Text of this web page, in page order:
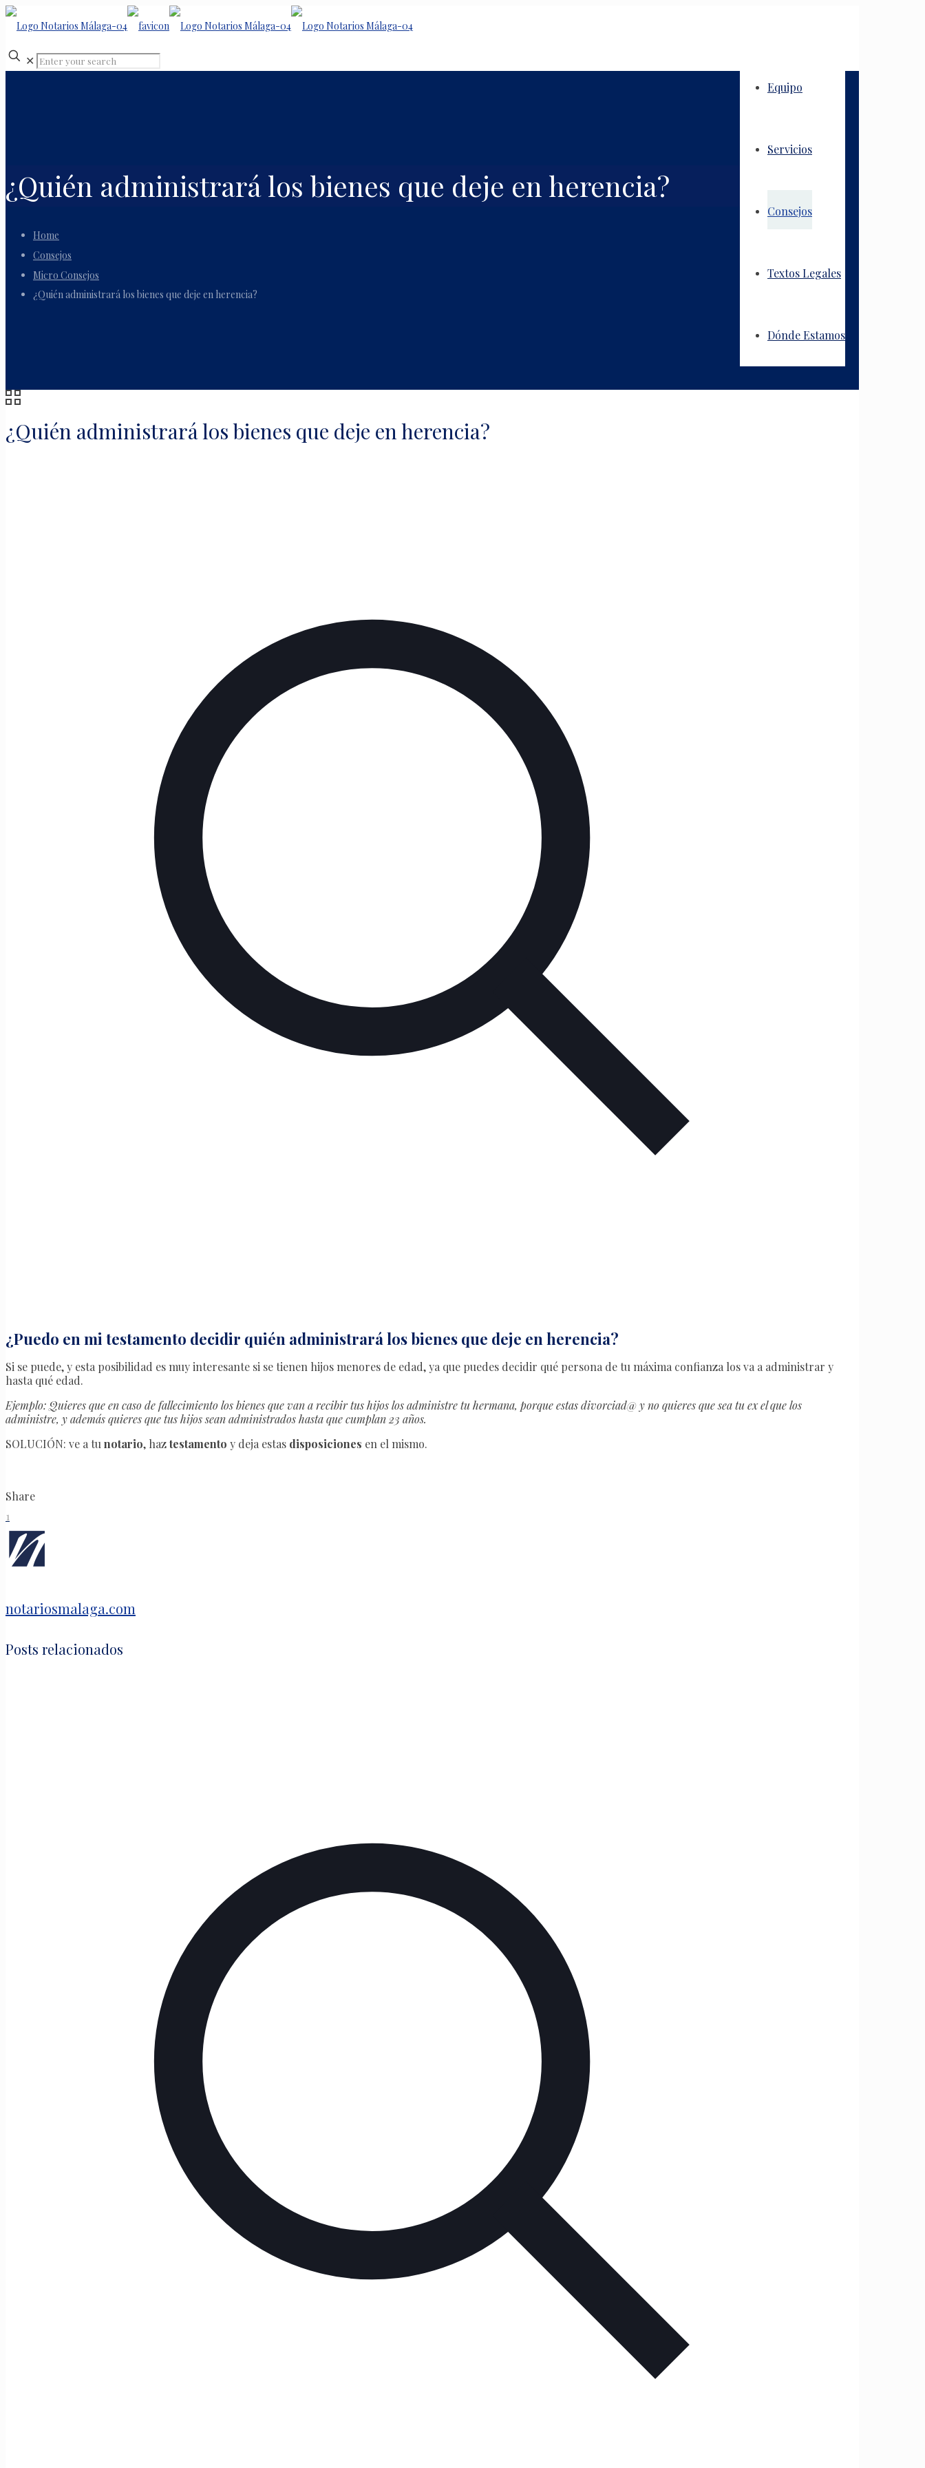
Equipo
Servicios
Consejos
Textos Legales
Dónde Estamos
✕
¿Quién administrará los bienes que deje en herencia?
Home
Consejos
Micro Consejos
¿Quién administrará los bienes que deje en herencia?
¿Quién administrará los bienes que deje en herencia?
¿Puedo en mi testamento decidir quién administrará los bienes que deje en herencia?
Si se puede, y esta posibilidad es muy interesante si se tienen hijos menores de edad, ya que puedes decidir qué persona de tu máxima confianza los va a administrar y
hasta qué edad.
Ejemplo: Quieres que en caso de fallecimiento los bienes que van a recibir tus hijos los administre tu hermana, porque estas divorciad@ y no quieres que sea tu ex el que los
administre, y además quieres que tus hijos sean administrados hasta que cumplan 23 años.
SOLUCIÓN: ve a tu notario, haztestamento y deja estas disposiciones en el mismo.
Share
1
notariosmalaga.com
Posts relacionados